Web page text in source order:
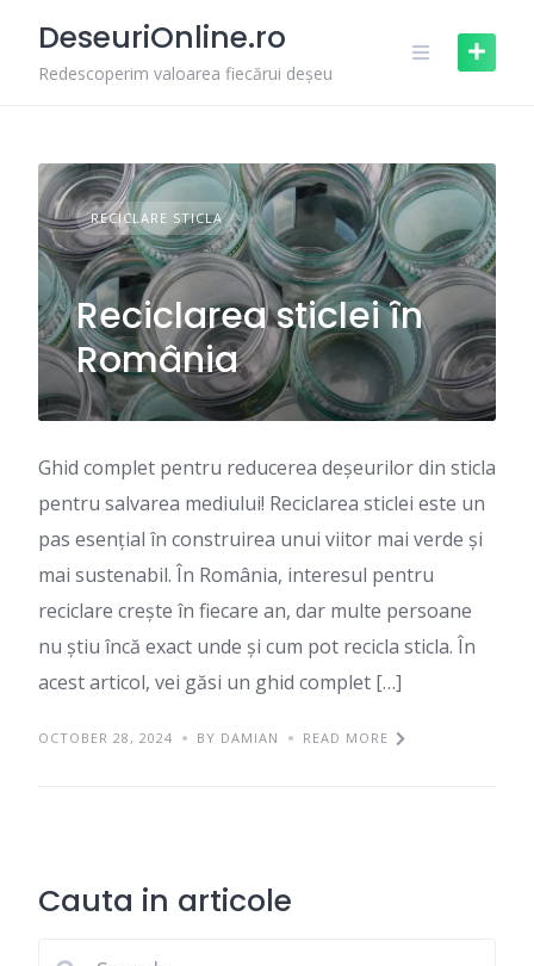
content
DeseuriOnline.ro
Redescoperim valoarea fiecărui deșeu
RECICLARE STICLA
Reciclarea sticlei în
România
Ghid complet pentru reducerea deșeurilor din sticla
pentru salvarea mediului! Reciclarea sticlei este un
pas esențial în construirea unui viitor mai verde și
mai sustenabil. În România, interesul pentru
reciclare crește în fiecare an, dar multe persoane
nu știu încă exact unde și cum pot recicla sticla. În
acest articol, vei găsi un ghid complet […]
OCTOBER 28, 2024 BY DAMIAN READ MORE
Cauta in articole